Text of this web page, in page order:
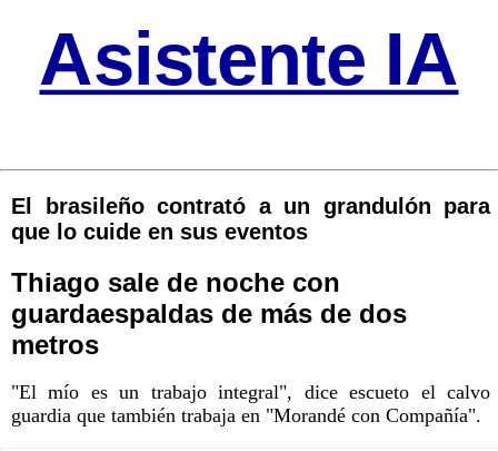
Asistente IA
El brasileño contrató a un grandulón para
que lo cuide en sus eventos
Thiago sale de noche con
guardaespaldas de más de dos
metros
"El mío es un trabajo integral", dice escueto el calvo
guardia que también trabaja en "Morandé con Compañía".